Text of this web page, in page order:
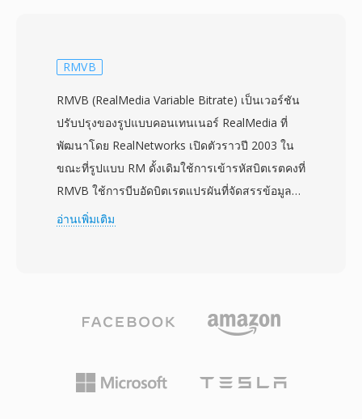
FLAC, Opus และ DTS สำหรับเสียง จุดเด่นที่สำคัญ
ตั้งแต่ข้อความ SRT แบบง่ายไปจนถึงคำบรรยาย
ASS แบบมีสไตล์ที่ซับซ้อน และแทร็ก PGS แบบบิต
ไฟล์แนบ (เช่น ฟอนต์ที่จำเป็นสำหรับคำบรรยาย
คอนเทนเนอร์ที่มีฟีเจอร์มากที่สุดแห่งหนึ่ง ข้อกำหนด
ในเครื่องเล่นสื่อ เครื่องมือสตรีมมิง และซอฟต์แวร์
เข้ารหัส ความสามารถในการรวมตัวแปลงสัญญาณ
เป็นคอนเทนเนอร์ที่ได้รับความนิยมสูงสุดสำหรับ
RMVB
RMVB (RealMedia Variable Bitrate) เป็นเวอร์ชัน
ปรับปรุงของรูปแบบคอนเทนเนอร์ RealMedia ที่
พัฒนาโดย RealNetworks เปิดตัวราวปี 2003 ใน
ขณะที่รูปแบบ RM ดั้งเดิมใช้การเข้ารหัสบิตเรตคงที่
RMVB ใช้การบีบอัดบิตเรตแปรผันที่จัดสรรข้อมูล
มากขึ้นอย่างไดนามิกสำหรับฉากที่ซับซ้อนที่มีการ
บิตเรตคงที่ RMVB ได้รับความนิยมเป็นพิเศษใน
ในช่วงกลางทศวรรษ 2000 กลายเป็นรูปแบบที่ใช้
กันอย่างแพร่หลายสำหรับเผยแพร่ภาพยนตร์เต็ม
อ่านเพิ่มเติม